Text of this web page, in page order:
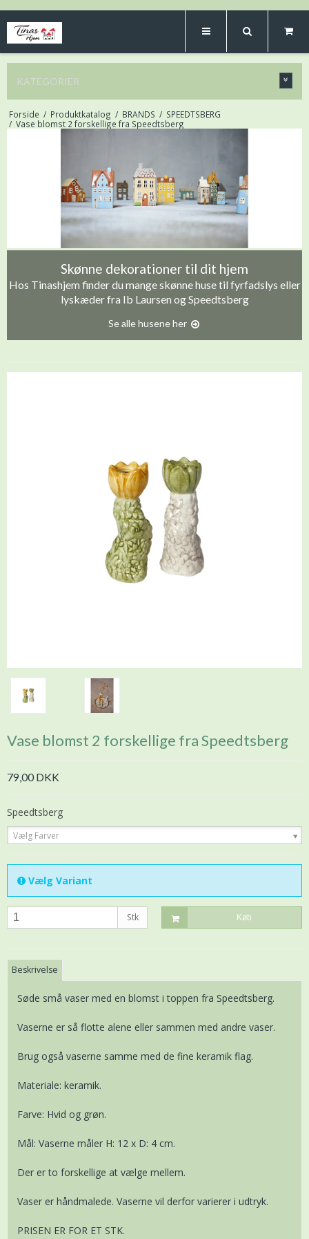
KATEGORIER
Forside / Produktkatalog / BRANDS / SPEEDTSBERG
/ Vase blomst 2 forskellige fra Speedtsberg
Skønne dekorationer til dit hjem
Hos Tinashjem finder du mange skønne huse til fyrfadslys eller
lyskæder fra Ib Laursen og Speedtsberg
Se alle husene her
Vase blomst 2 forskellige fra Speedtsberg
79,00 DKK
Speedtsberg
Vælg Farver
Vælg Variant
Stk Køb
Beskrivelse
Søde små vaser med en blomst i toppen fra Speedtsberg.
Vaserne er så flotte alene eller sammen med andre vaser.
Brug også vaserne samme med de fine keramik flag.
Materiale: keramik.
Farve: Hvid og grøn.
Mål: Vaserne måler H: 12 x D: 4 cm.
Der er to forskellige at vælge mellem.
Vaser er håndmalede. Vaserne vil derfor varierer i udtryk.
PRISEN ER FOR ET STK.